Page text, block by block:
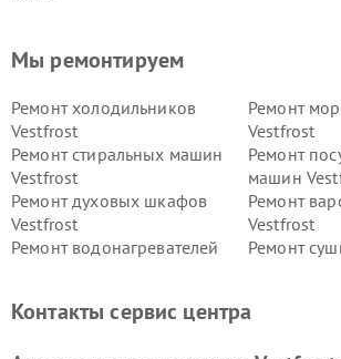
Мы ремонтируем
Ремонт холодильников
Vestfrost
Ремонт
Vestfrost
Ремонт стиральных машин
Vestfrost
Ремонт
машин
Ремонт духовых шкафов
Vestfrost
Ремонт
Vestfrost
Ремонт водонагревателей
Ремонт
Vestfrost
Контакты сервис центра